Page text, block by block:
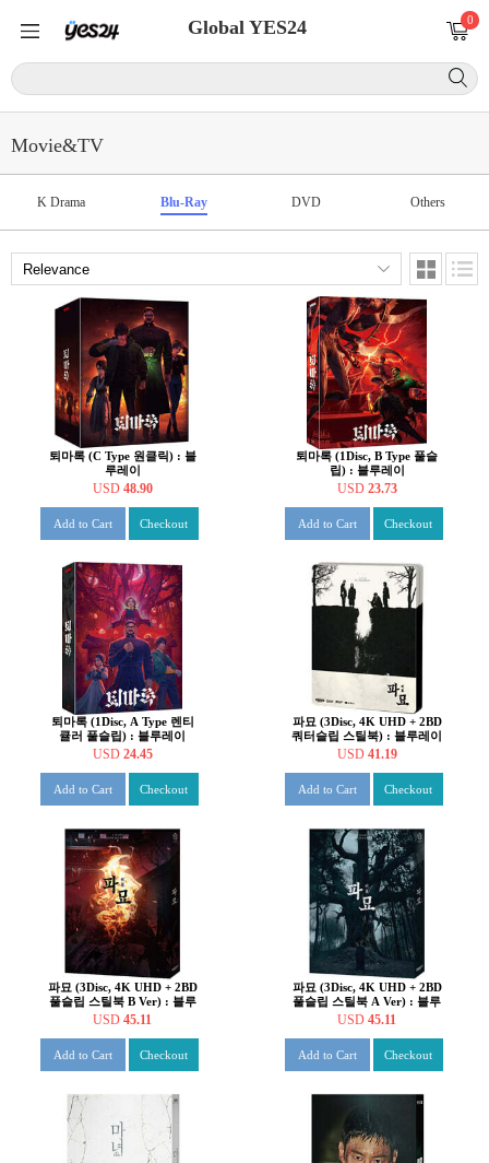
Global YES24 0
Movie&TV
K Drama Blu-Ray DVD Others
퇴마록 (C Type 원클릭) : 블
루레이
USD 48.90
Add to Cart Checkout
퇴마록 (1Disc, B Type 풀슬
립) : 블루레이
USD 23.73
Add to Cart Checkout
퇴마록 (1Disc, A Type 렌티
큘러 풀슬립) : 블루레이
USD 24.45
Add to Cart Checkout
파묘 (3Disc, 4K UHD + 2BD
쿼터슬립 스틸북) : 블루레이
USD 41.19
Add to Cart Checkout
파묘 (3Disc, 4K UHD + 2BD
풀슬립 스틸북 B Ver) : 블루
레이
USD 45.11
Add to Cart Checkout
파묘 (3Disc, 4K UHD + 2BD
풀슬립 스틸북 A Ver) : 블루
레이
USD 45.11
Add to Cart Checkout